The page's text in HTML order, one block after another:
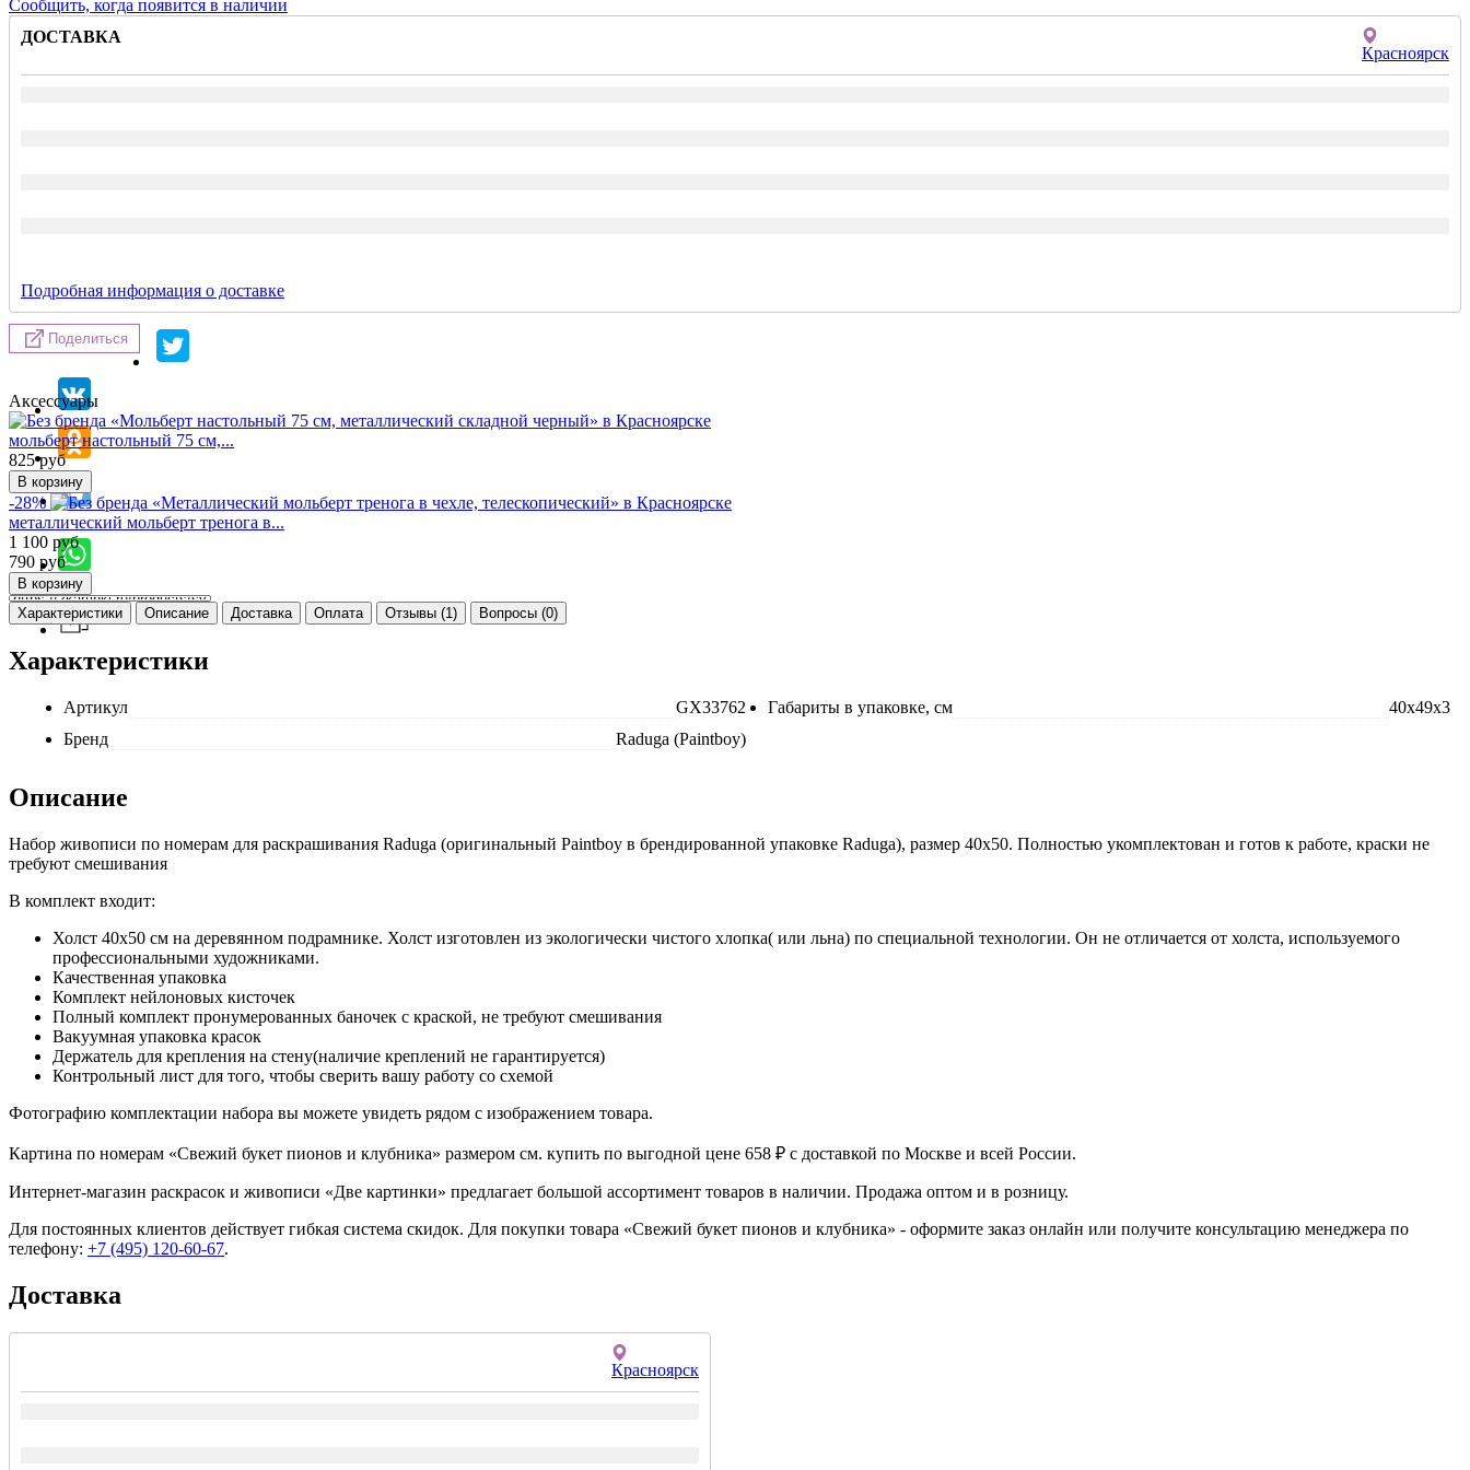
Сообщить, когда появится в наличии
ДОСТАВКА
Красноярск
Подробная информация о доставке
Поделиться
Аксессуары
мольберт настольный 75 см,...
825 руб
-28%
металлический мольберт тренога в...
1 100 руб
790 руб
Характеристики Описание Доставка Оплата Отзывы (1) Вопросы (0)
Характеристики
Артикул GX33762 Габариты в упаковке, см
40x49x3
Бренд
Raduga (Paintboy)
Описание
Набор живописи по номерам для раскрашивания Raduga (оригинальный Paintboy в брендированной упаковке Raduga), размер 40x50. Полностью укомплектован и готов к работе, краски не
требуют смешивания
В комплект входит:
Холст 40x50 см на деревянном подрамнике. Холст изготовлен из экологически чистого хлопка( или льна) по специальной технологии. Он не отличается от холста, используемого
профессиональными художниками.
Качественная упаковка
Комплект нейлоновых кисточек
Полный комплект пронумерованных баночек с краской, не требуют смешивания
Вакуумная упаковка красок
Держатель для крепления на стену(наличие креплений не гарантируется)
Контрольный лист для того, чтобы сверить вашу работу со схемой
Фотографию комплектации набора вы можете увидеть рядом с изображением товара.
Картина по номерам «Свежий букет пионов и клубника» размером см. купить по выгодной цене 658 ₽ с доставкой по Москве и всей России.
Интернет-магазин раскрасок и живописи «Две картинки» предлагает большой ассортимент товаров в наличии. Продажа оптом и в розницу.
Для постоянных клиентов действует гибкая система скидок. Для покупки товара «Свежий букет пионов и клубника» - оформите заказ онлайн или получите консультацию менеджера по
телефону: +7 (495) 120-60-67.
Доставка
Красноярск